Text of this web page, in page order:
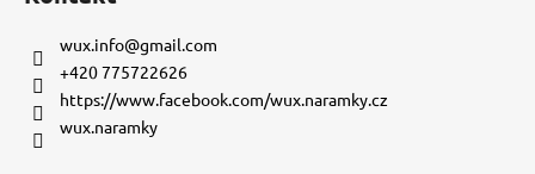
wux.info@gmail.com
+420 775722626
https://www.facebook.com/wux.naramky.cz
wux.naramky